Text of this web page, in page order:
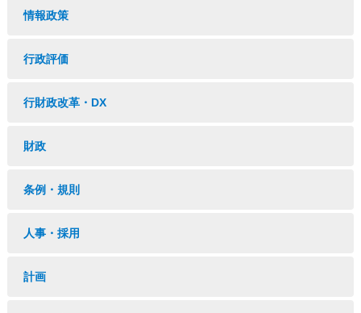
情報政策
行政評価
行財政改革・DX
財政
条例・規則
人事・採用
計画